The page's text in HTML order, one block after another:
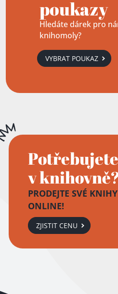
poukazy
Hledáte dárek pro
knihomoly?
VYBRAT POUKAZ
v
PRODEJTE SVÉ KNIHY
ONLINE!
ZJISTIT CENU